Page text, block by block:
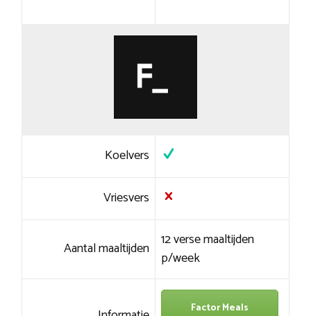
Koelvers
Vriesvers
Aantal maaltijden 12 verse maaltijden
p/week
Factor Meals